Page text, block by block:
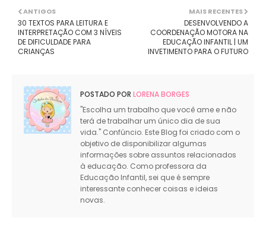
MAIS RECENTES
DESENVOLVENDO A
COORDENAÇÃO MOTORA NA
EDUCAÇÃO INFANTIL | UM
INVETIMENTO PARA O FUTURO
ANTIGOS
30 TEXTOS PARA LEITURA E
INTERPRETAÇÃO COM 3 NÍVEIS
DE DIFICULDADE PARA
CRIANÇAS
POSTADO POR LORENA BORGES
"Escolha um trabalho que você ame e não
terá de trabalhar um único dia de sua
vida." Confúncio. Este Blog foi criado com o
objetivo de disponibilizar algumas
informações sobre assuntos relacionados
à educação. Como professora da
Educação Infantil, sei que é sempre
interessante conhecer coisas e ideias
novas.